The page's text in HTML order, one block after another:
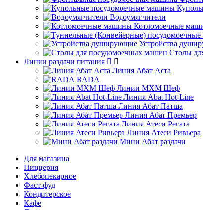
Водоумягчители
Котломоечные
Устройства
Столы
Линии раздачи питания
Линия Абат Аста
RADA
Линии МХМ Шеф
Линия Abat Hot-Line
Линия Абат Патша
Линия Абат Премьер
Линия Атеси Регата
Линия Атеси Ривьера
Мини Абат раздачи
Для магазина
Пиццерия
Хлебопекарное
Фаст-фуд
Кондитерское
Кафе